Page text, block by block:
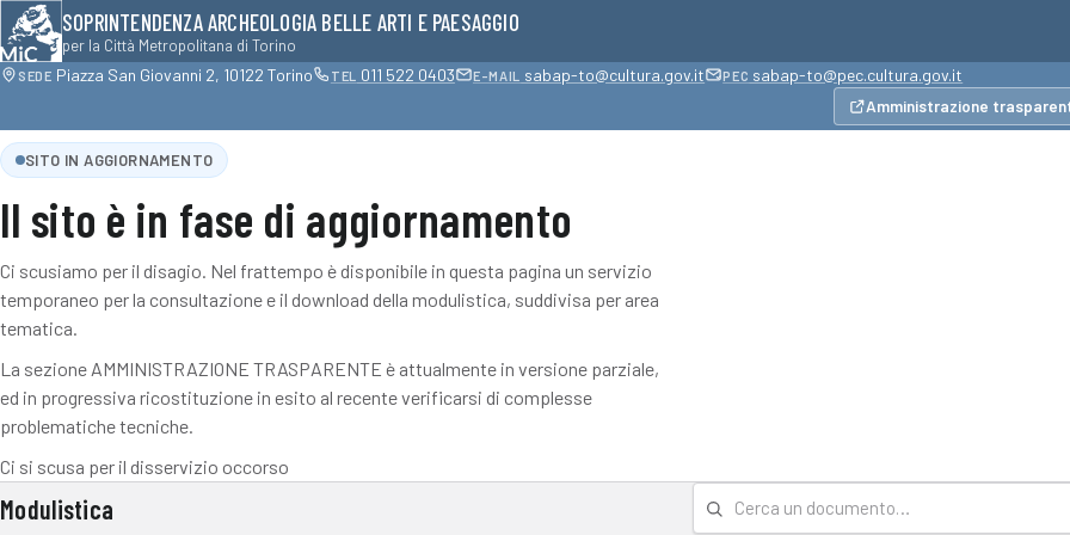
SOPRINTENDENZA ARCHEOLOGIA BELLE ARTI E PAESAGGIO
per la Città Metropolitana di Torino
SEDE Piazza San Giovanni 2, 10122 Torino TEL 011 522 0403 E-MAIL sabap-to@cultura.gov.it PEC sabap-to@pec.cultura.gov.it
Amministrazione
SITO IN AGGIORNAMENTO
Il sito è in fase di aggiornamento
Ci scusiamo per il disagio. Nel frattempo è disponibile in questa pagina un servizio
temporaneo per la consultazione e il download della modulistica, suddivisa per area
tematica.
La sezione AMMINISTRAZIONE TRASPARENTE è attualmente in versione parziale,
ed in progressiva ricostituzione in esito al recente verificarsi di complesse
problematiche tecniche.
Ci si scusa per il disservizio occorso
Modulistica